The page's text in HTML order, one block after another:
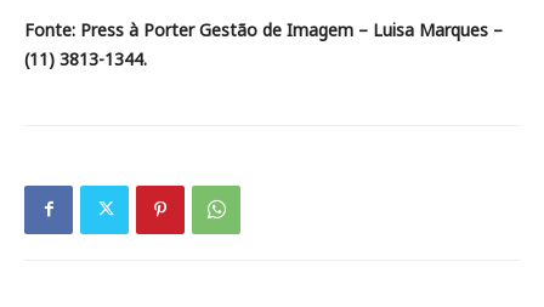
Fonte: Press à Porter Gestão de Imagem – Luisa Marques –
(11) 3813-1344.